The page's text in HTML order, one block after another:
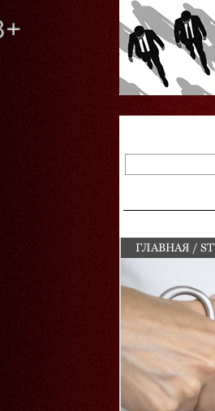
ГЛАВНАЯ /